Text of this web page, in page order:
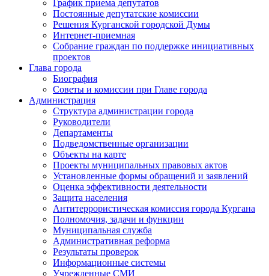
График приема депутатов
Постоянные депутатские комиссии
Решения Курганской городской Думы
Интернет-приемная
Собрание граждан по поддержке инициативных
проектов
Глава города
Биография
Советы и комиссии при Главе города
Администрация
Структура администрации города
Руководители
Департаменты
Подведомственные организации
Объекты на карте
Проекты муниципальных правовых актов
Установленные формы обращений и заявлений
Оценка эффективности деятельности
Защита населения
Антитеррористическая комиссия города Кургана
Полномочия, задачи и функции
Муниципальная служба
Административная реформа
Результаты проверок
Информационные системы
Учрежденные СМИ